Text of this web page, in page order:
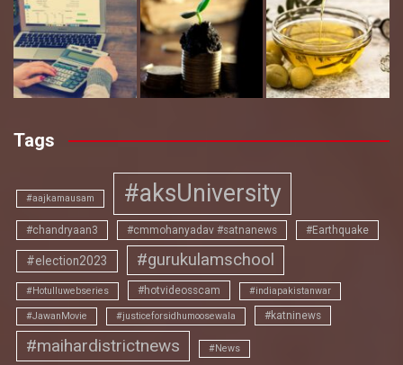
Tags
#aajkamausam #aksUniversity
#chandryaan3 #cmmohanyadav #satnanews #Earthquake
#election2023 #gurukulamschool
#Hotulluwebseries #hotvideosscam #indiapakistanwar
#JawanMovie #justiceforsidhumoosewala #katninews
#maihardistrictnews #News